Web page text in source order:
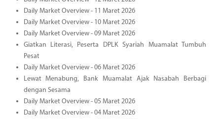
Daily Market Overview - 11 Maret 2026
Daily Market Overview - 10 Maret 2026
Daily Market Overview - 09 Maret 2026
Giatkan Literasi, Peserta DPLK Syariah Muamalat Tumbuh
Pesat
Daily Market Overview - 06 Maret 2026
Lewat Menabung, Bank Muamalat Ajak Nasabah Berbagi
dengan Sesama
Daily Market Overview - 05 Maret 2026
Daily Market Overview - 04 Maret 2026